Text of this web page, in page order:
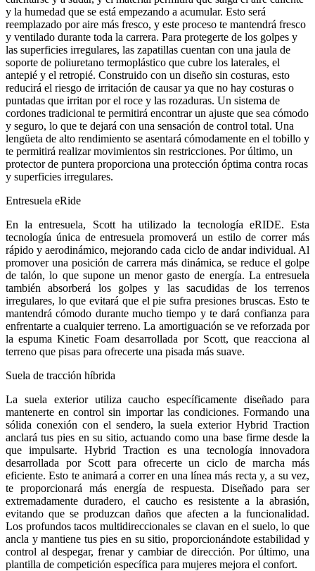
y la humedad que se está empezando a acumular. Esto será
reemplazado por aire más fresco, y este proceso te mantendrá fresco
y ventilado durante toda la carrera. Para protegerte de los golpes y
las superficies irregulares, las zapatillas cuentan con una jaula de
soporte de poliuretano termoplástico que cubre los laterales, el
antepié y el retropié. Construido con un diseño sin costuras, esto
reducirá el riesgo de irritación de causar ya que no hay costuras o
puntadas que irritan por el roce y las rozaduras. Un sistema de
cordones tradicional te permitirá encontrar un ajuste que sea cómodo
y seguro, lo que te dejará con una sensación de control total. Una
lengüeta de alto rendimiento se asentará cómodamente en el tobillo y
te permitirá realizar movimientos sin restricciones. Por último, un
protector de puntera proporciona una protección óptima contra rocas
y superficies irregulares.
Entresuela eRide
En la entresuela, Scott ha utilizado la tecnología eRIDE. Esta
tecnología única de entresuela promoverá un estilo de correr más
rápido y aerodinámico, mejorando cada ciclo de andar individual. Al
promover una posición de carrera más dinámica, se reduce el golpe
de talón, lo que supone un menor gasto de energía. La entresuela
también absorberá los golpes y las sacudidas de los terrenos
irregulares, lo que evitará que el pie sufra presiones bruscas. Esto te
mantendrá cómodo durante mucho tiempo y te dará confianza para
enfrentarte a cualquier terreno. La amortiguación se ve reforzada por
la espuma Kinetic Foam desarrollada por Scott, que reacciona al
terreno que pisas para ofrecerte una pisada más suave.
Suela de tracción híbrida
La suela exterior utiliza caucho específicamente diseñado para
mantenerte en control sin importar las condiciones. Formando una
sólida conexión con el sendero, la suela exterior Hybrid Traction
anclará tus pies en su sitio, actuando como una base firme desde la
que impulsarte. Hybrid Traction es una tecnología innovadora
desarrollada por Scott para ofrecerte un ciclo de marcha más
eficiente. Esto te animará a correr en una línea más recta y, a su vez,
te proporcionará más energía de respuesta. Diseñado para ser
extremadamente duradero, el caucho es resistente a la abrasión,
evitando que se produzcan daños que afecten a la funcionalidad.
Los profundos tacos multidireccionales se clavan en el suelo, lo que
ancla y mantiene tus pies en su sitio, proporcionándote estabilidad y
control al despegar, frenar y cambiar de dirección. Por último, una
plantilla de competición específica para mujeres mejora el confort.